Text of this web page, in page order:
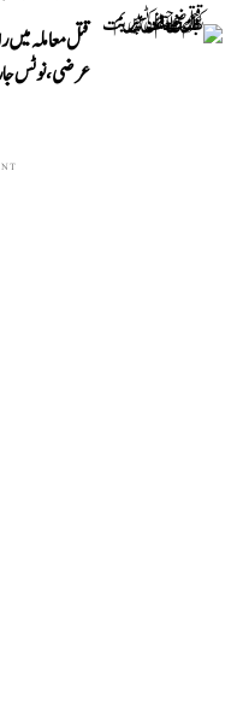
قتل معاملہ
عرضی، نوٹس